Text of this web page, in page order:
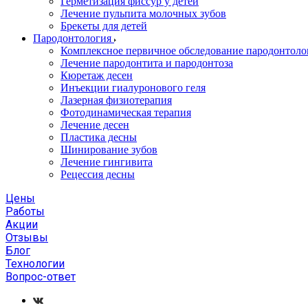
Лечение пульпита молочных зубов
Брекеты для детей
Пародонтология
Комплексное первичное обследование
Лечение пародонтита и пародонтоза
Кюретаж десен
Инъекции гиалуронового геля
Лазерная физиотерапия
Фотодинамическая терапия
Лечение десен
Пластика десны
Шинирование зубов
Лечение гингивита
Рецессия десны
Цены
Работы
Акции
Отзывы
Блог
Технологии
Вопрос-ответ